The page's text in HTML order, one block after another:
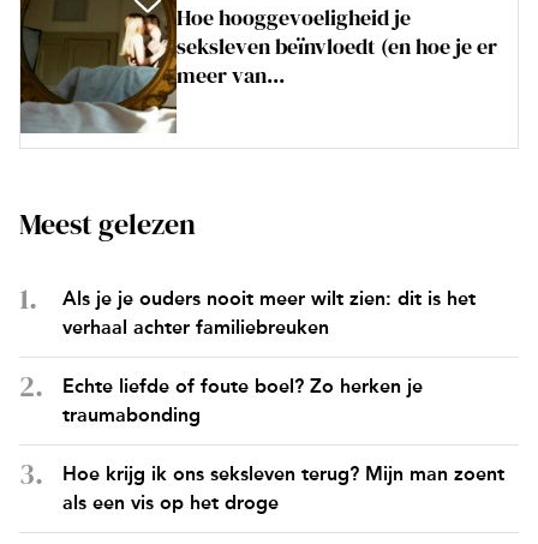
Hoe hooggevoeligheid je
seksleven beïnvloedt (en hoe je er
meer van...
Meest gelezen
Als je je ouders nooit meer wilt zien: dit is het
verhaal achter familiebreuken
Echte liefde of foute boel? Zo herken je
traumabonding
Hoe krijg ik ons seksleven terug? Mijn man zoent
als een vis op het droge